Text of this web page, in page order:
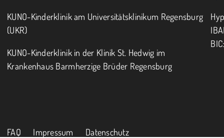
KUNO-Kinderklinik am Universitätsklinikum Regensburg
(UKR)
KUNO-Kinderklinik in der Klinik St. Hedwig im
Krankenhaus Barmherzige Brüder Regensburg
FAQ Impressum Datenschutz